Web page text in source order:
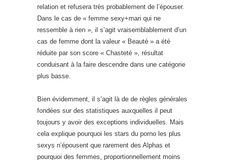
relation et refusera très probablement de l’épouser.
Dans le cas de « femme sexy+mari qui ne
ressemble à rien », il s’agit vraisemblablement d’un
cas de femme dont la valeur « Beauté » a été
réduite par son score « Chasteté », résultat
conduisant à la faire descendre dans une catégorie
plus basse.
Bien évidemment, il s’agit là de de règles générales
fondées sur des statistiques auxquelles il peut
toujours y avoir des exceptions individuelles. Mais
cela explique pourquoi les stars du porno les plus
sexys n’épousent que rarement des Alphas et
pourquoi des femmes, proportionnellement moins